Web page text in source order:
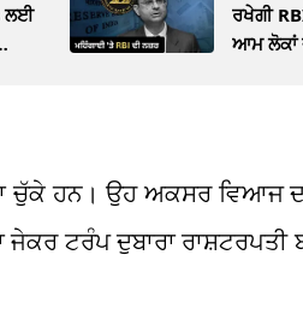
ਲਈ
ਰਖੇਗੀ
ਆਮ ਲੋਕਾਂ
ਚੁੱਕੇ ਹਨ। ਉਹ ਅਕਸਰ ਵਿਆਜ
ਟਰੰਪ ਦੁਬਾਰਾ